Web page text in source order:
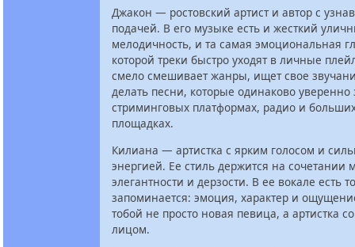
Джакон — ростовский артист и автор с
подачей. В его музыке есть и жесткий
мелодичность, и та самая эмоциональная
которой треки быстро уходят в личные
смело смешивает жанры, ищет свое
делать песни, которые одинаково уверенно
стриминговых платформах, радио и
площадках.
Килиана — артистка с ярким голосом и
энергией. Ее стиль держится на сочетании
элегантности и дерзости. В ее вокале есть
запоминается: эмоция, характер и
тобой не просто новая певица, а артистка
лицом.